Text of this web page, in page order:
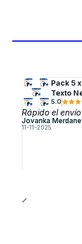
Pack 5
Texto
5.0
Rápido el
Jovanka
11-11-2025